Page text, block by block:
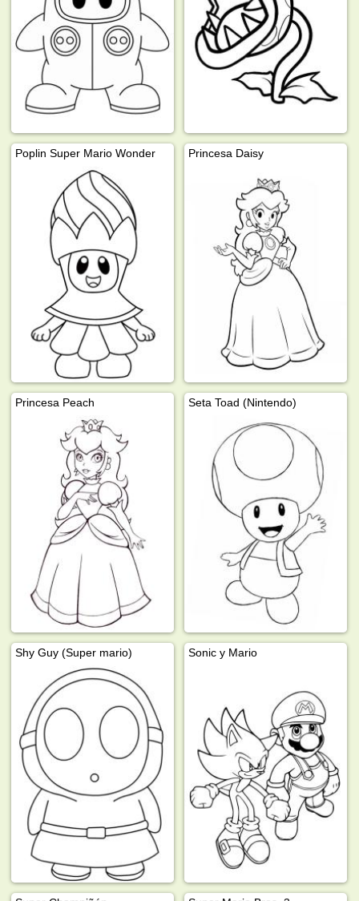
Poplin Super Mario Wonder Princesa Daisy
Princesa Peach Seta Toad (Nintendo)
Shy Guy (Super mario) Sonic y Mario